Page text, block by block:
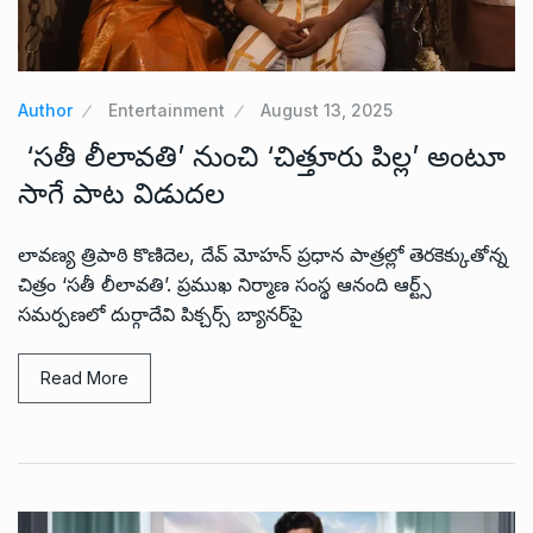
Author Entertainment August 13, 2025
‘సతీ లీలావతి’ నుంచి ‘చిత్తూరు పిల్ల’ అంటూ
సాగే పాట విడుదల
లావ‌ణ్య త్రిపాఠి కొణిదెల, దేవ్ మోహన్ ప్ర‌ధాన పాత్ర‌ల్లో తెరకెక్కుతోన్న
చిత్రం ‘సతీ లీలావతి’. ప్రముఖ నిర్మాణ సంస్థ ఆనంది ఆర్ట్స్
సమర్పణలో దుర్గాదేవి పిక్చ‌ర్స్ బ్యానర్‌పై
Read More